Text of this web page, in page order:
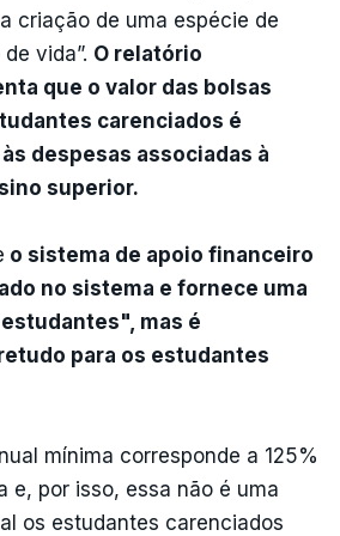
criação de uma espécie de
vida”. O relatório
que o valor das bolsas
carenciados é
despesas associadas à
superior.
o sistema de apoio financeiro
no sistema e fornece uma
mas é
para os estudantes
mínima corresponde a 125%
e, por isso, essa não é uma
os estudantes carenciados